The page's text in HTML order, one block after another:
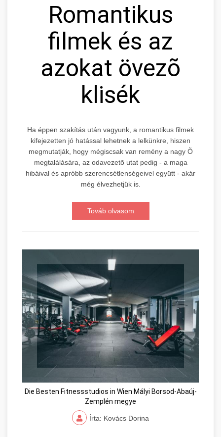
Romantikus
filmek és az
azokat övezõ
klisék
Ha éppen szakítás után vagyunk, a romantikus filmek
kifejezetten jó hatással lehetnek a lelkünkre, hiszen
megmutatják, hogy mégiscsak van remény a nagy Õ
megtalálására, az odavezetõ utat pedig - a maga
hibáival és apróbb szerencsétlenségeivel együtt - akár
még élvezhetjük is.
Továb olvasom
Die Besten Fitnessstudios in Wien Mályi Borsod-Abaúj-
Zemplén megye
Írta: Kovács Dorina